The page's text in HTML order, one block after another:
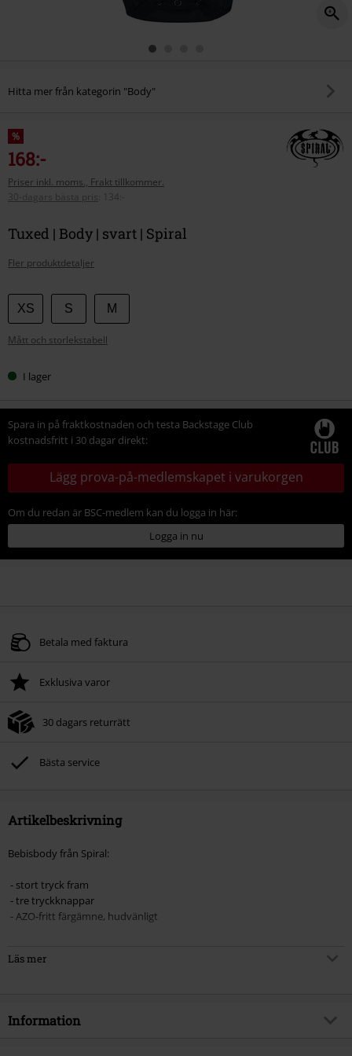
Hitta mer från kategorin "Body"
%
168:-
Priser inkl. moms., Frakt tillkommer.
30-dagars bästa pris
134:-
Tuxed | Body | svart | Spiral
Fler produktdetaljer
Välj
din
storlek
XS S M
Mått och storlekstabell
I lager
Spara in på fraktkostnaden och testa Backstage Club
kostnadsfritt i 30 dagar direkt:
Lägg prova-på-medlemskapet i varukorgen
Om du redan är BSC-medlem kan du logga in här:
Logga in nu
Betala med faktura
Exklusiva varor
30 dagars returrätt
Bästa service
Artikelbeskrivning
Bebisbody från Spiral:
- stort tryck fram
- tre tryckknappar
- AZO-fritt färgämne, hudvänligt
Storlek = ålder:
Läs mer
Information